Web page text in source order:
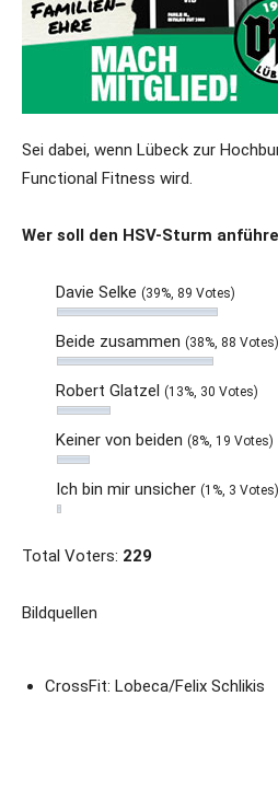
Sei dabei, wenn Lübeck zur
Functional Fitness wird.
Wer soll den HSV-Sturm
Davie Selke (39%, 89 Votes)
Beide zusammen (38%, 88 Votes)
Robert Glatzel (13%, 30 Votes)
Keiner von beiden (8%, 19 Votes)
Ich bin mir unsicher (1%, 3 Votes)
Total Voters: 229
Bildquellen
CrossFit: Lobeca/Felix Schlikis